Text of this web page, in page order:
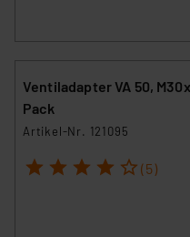
Ventiladapter VA 50,
Pack
Artikel-Nr. 121095
1 2 3 4 5 (5)